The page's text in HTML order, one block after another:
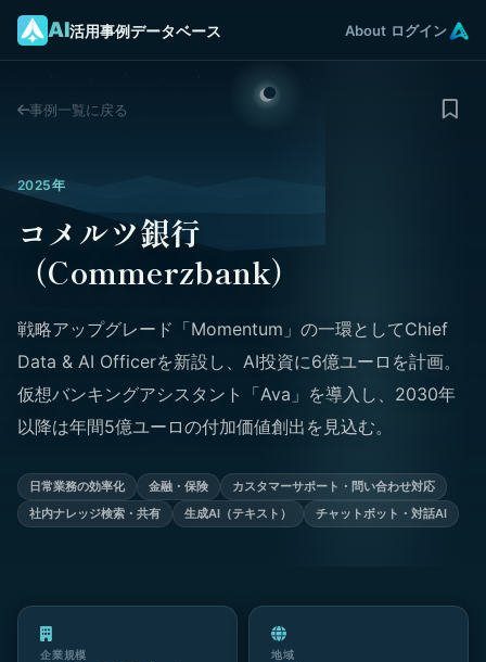
AI活用事例データベース About ログイン
事例一覧に戻る
2025年
コメルツ銀行
（Commerzbank）
戦略アップグレード「Momentum」の一環としてChief
Data & AI Officerを新設し、AI投資に6億ユーロを計画。
仮想バンキングアシスタント「Ava」を導入し、2030年
以降は年間5億ユーロの付加価値創出を見込む。
日常業務の効率化 金融・保険
カスタマーサポート・問い合わせ対応
社内ナレッジ検索・共有
生成AI（テキスト） チャットボット・対話AI
企業規模 地域